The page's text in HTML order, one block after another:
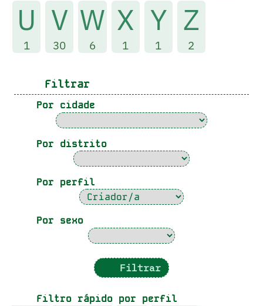
U
1
V
30
W
6
X
1
Y
1
Z
2
Filtrar
Por cidade
Por distrito
Por perfil
Por sexo
Filtrar
Filtro rápido por perfil